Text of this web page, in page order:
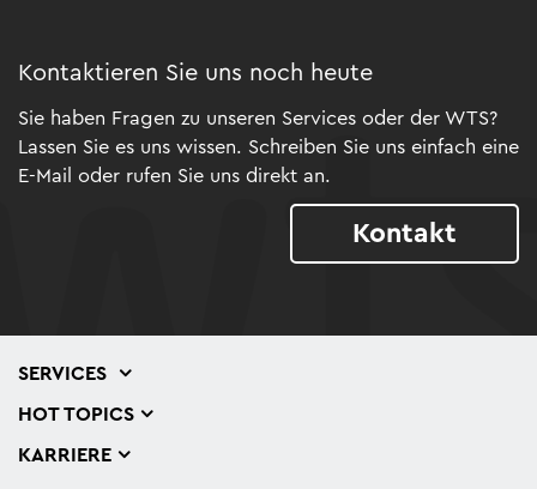
Kontaktieren Sie uns noch heute
Sie haben Fragen zu unseren Services oder der WTS?
Lassen Sie es uns wissen. Schreiben Sie uns einfach eine
E-Mail oder rufen Sie uns direkt an.
Kontakt
SERVICES
HOT TOPICS
KARRIERE